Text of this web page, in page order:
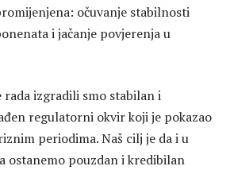
očuvanje stabilnosti
i jačanje povjerenja u
rada izgradili smo stabilan i
regulatorni okvir koji je pokazao
periodima. Naš cilj je da i u
ostanemo pouzdan i kredibilan